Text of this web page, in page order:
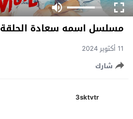
مسلسل اسمه سعادة الحلقة 12
11 أكتوبر 2024
شارك
3sktvtr